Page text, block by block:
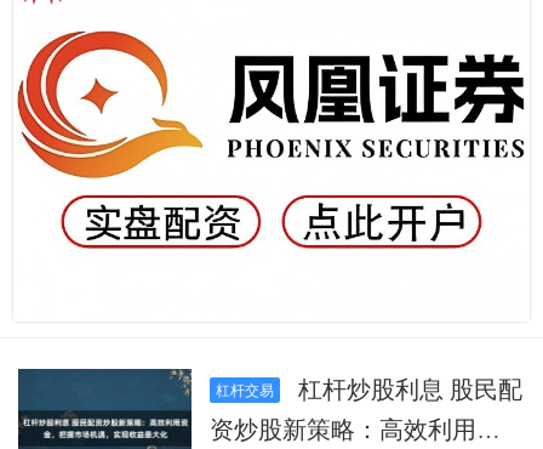
杠杆交易
杠杆炒股利息 股民配
资炒股新策略：高效利用资